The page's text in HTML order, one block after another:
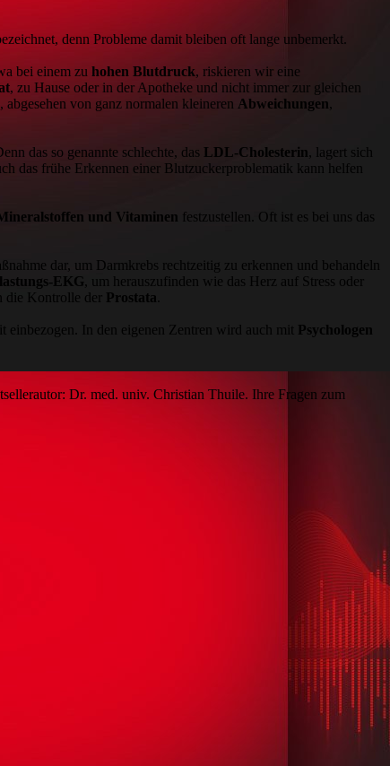
denn Probleme damit bleiben oft lange unbemerkt.
bei einem zu hohen Blutdruck, riskieren wir eine
, zu Hause oder in der Apotheke und nicht immer zur gleichen
abgesehen von ganz normalen kleineren Abweichungen,
das so genannte schlechte, das LDL-Cholesterin, lagert sich
das frühe Erkennen einer Blutzuckerproblematik kann helfen
und Vitaminen festzustellen. Oft ist es bei uns das
dar, um Darmkrebs rechtzeitig zu erkennen und behandeln
EKG , um herauszufinden wie das Herz auf Stress oder
die Kontrolle der Prostata
einbezogen. In den eigenen Zentren wird auch mit Psychologen
Dr. med. univ. Christian Thuile. Ihre Fragen zum